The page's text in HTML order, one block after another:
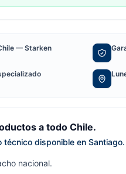
— Starken
a todo Chile.
técnico disponible en Santiago.
nacional.